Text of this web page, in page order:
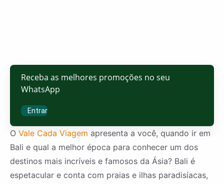
Receba as melhores promoções no seu
WhatsApp
Entrar
O Vale Cada Viagem apresenta a você, quando ir em
Bali e qual a melhor época para conhecer um dos
destinos mais incríveis e famosos da Ásia? Bali é
espetacular e conta com praias e ilhas paradisíacas,